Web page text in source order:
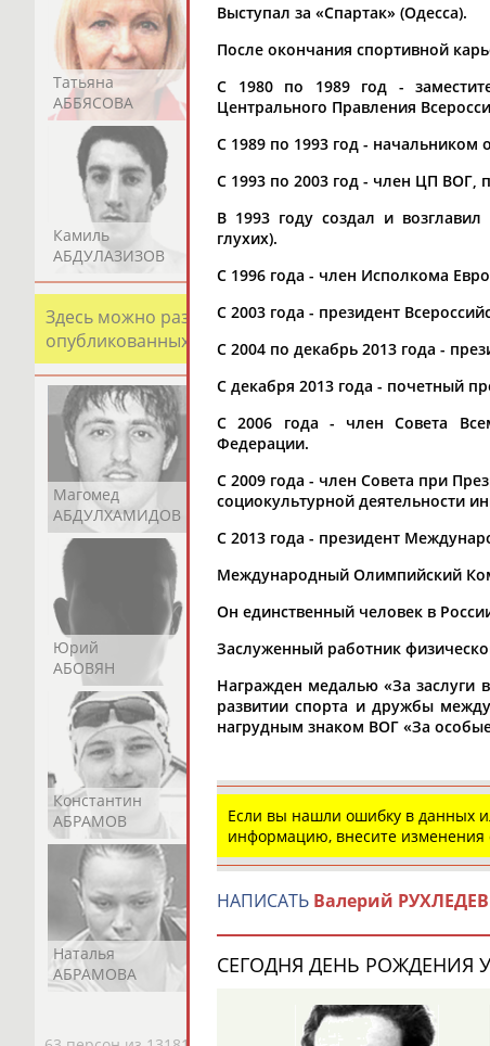
Татьяна
АББЯСОВА
Акжана
АБДИКАРИМОВА
Артур
АБДРАХМАНОВ
Камиль
АБДУЛАЗИЗОВ
Загалав
Здесь можно разместить информацию о хорошо
опубликованных записях. Страна должна знать
Магомед
АБДУЛХАМИДОВ
Шамиль
АБДУРАХМАНОВ
Адлан
АБДУРАШИДОВ
Юрий
АБОВЯН
Никита
Виктор
Константин
АБРАМОВ
Константин
АБРАМОВ
Николай
АБРАМОВ
Наталья
АБРАМОВА
АБРАМОВА
АБРАМОВА
Выступал за «Спартак» (Одесса).
После окончания спортивной
С 1980 по 1989 год -
Центрального Правления
С 1989 по 1993 год -
С 1993 по 2003 год - член ЦП
В 1993 году создал и
глухих).
С 1996 года - член Исполкома
С 2003 года - президент
С 2004 по декабрь 2013 года -
С декабря 2013 года - почетный
С 2006 года - член Совета
Федерации.
С 2009 года - член Совета при
социокультурной деятельности
С 2013 года - президент
Международный Олимпийский
Он единственный человек в
Заслуженный работник
Награжден медалью «За
развитии спорта и дружбы
нагрудным знаком ВОГ «За особые
Если вы нашли ошибку в данных
информацию, внесите изменения
НАПИСАТЬ Валерий РУХЛЕДЕВ
СЕГОДНЯ ДЕНЬ РОЖДЕНИЯ